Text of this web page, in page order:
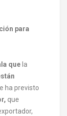
para
que la
ha previsto
que